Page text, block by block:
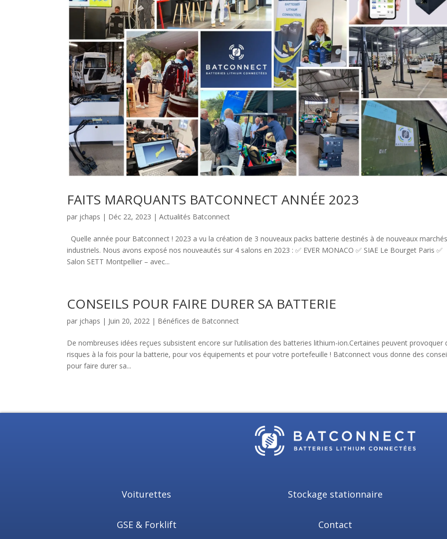
FAITS MARQUANTS BATCONNECT ANNÉE 2023
par jchaps | Déc 22, 2023 |Actualités Batconnect
Quelle année pour Batconnect ! 2023 a vu la création de 3 nouveaux packs batterie destinés à de nouveaux
industriels. Nous avons exposé nos nouveautés sur 4 salons en 2023 : ✅ EVER MONACO ✅ SIAE Le Bourget Paris ✅
Salon SETT Montpellier – avec...
CONSEILS POUR FAIRE DURER SA BATTERIE
par jchaps | Juin 20, 2022 | Bénéfices de Batconnect
De nombreuses idées reçues subsistent encore sur l’utilisation des batteries lithium-ion.Certaines peuvent provoquer
risques à la fois pour la batterie, pour vos équipements et pour votre portefeuille ! Batconnect vous donne des
pour faire durer sa...
Voiturettes
GSE & Forklift
Stockage stationnaire
Contact